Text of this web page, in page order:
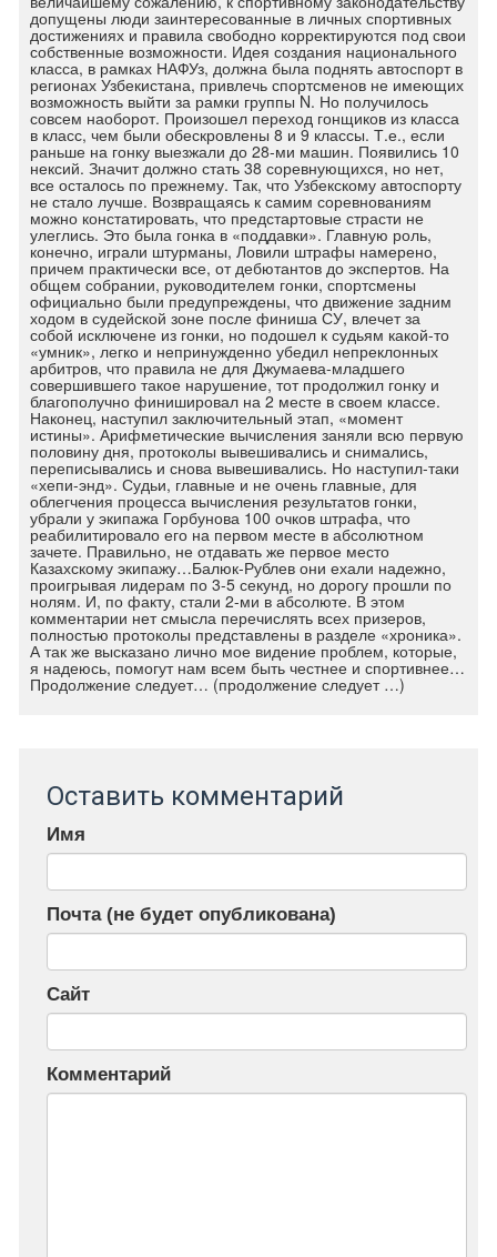
допущены люди заинтересованные в личных спортивных
достижениях и правила свободно корректируются под свои
собственные возможности. Идея создания национального
класса, в рамках НАФУз, должна была поднять автоспорт в
регионах Узбекистана, привлечь спортсменов не имеющих
возможность выйти за рамки группы N. Но получилось
совсем наоборот. Произошел переход гонщиков из класса
в класс, чем были обескровлены 8 и 9 классы. Т.е., если
раньше на гонку выезжали до 28-ми машин. Появились 10
нексий. Значит должно стать 38 соревнующихся, но нет,
все осталось по прежнему. Так, что Узбекскому автоспорту
не стало лучше. Возвращаясь к самим соревнованиям
можно констатировать, что предстартовые страсти не
улеглись. Это была гонка в «поддавки». Главную роль,
конечно, играли штурманы, Ловили штрафы намерено,
причем практически все, от дебютантов до экспертов. На
общем собрании, руководителем гонки, спортсмены
официально были предупреждены, что движение задним
ходом в судейской зоне после финиша СУ, влечет за
собой исключене из гонки, но подошел к судьям какой-то
«умник», легко и непринужденно убедил непреклонных
арбитров, что правила не для Джумаева-младшего
совершившего такое нарушение, тот продолжил гонку и
благополучно финишировал на 2 месте в своем классе.
Наконец, наступил заключительный этап, «момент
истины». Арифметические вычисления заняли всю первую
половину дня, протоколы вывешивались и снимались,
переписывались и снова вывешивались. Но наступил-таки
«хепи-энд». Судьи, главные и не очень главные, для
облегчения процесса вычисления результатов гонки,
убрали у экипажа Горбунова 100 очков штрафа, что
реабилитировало его на первом месте в абсолютном
зачете. Правильно, не отдавать же первое место
Казахскому экипажу…Балюк-Рублев они ехали надежно,
проигрывая лидерам по 3-5 секунд, но дорогу прошли по
нолям. И, по факту, стали 2-ми в абсолюте. В этом
комментарии нет смысла перечислять всех призеров,
полностью протоколы представлены в разделе «хроника».
А так же высказано лично мое видение проблем, которые,
я надеюсь, помогут нам всем быть честнее и спортивнее…
Продолжение следует… (продолжение следует …)
Оставить комментарий
Имя
Почта (не будет опубликована)
Сайт
Комментарий